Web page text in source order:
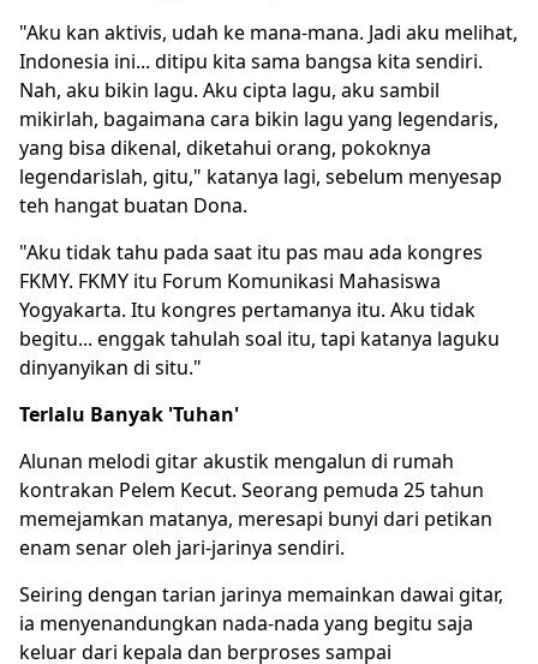
"Aku kan aktivis, udah ke mana-mana. Jadi aku melihat,
Indonesia ini... ditipu kita sama bangsa kita sendiri.
Nah, aku bikin lagu. Aku cipta lagu, aku sambil
mikirlah, bagaimana cara bikin lagu yang legendaris,
yang bisa dikenal, diketahui orang, pokoknya
legendarislah, gitu," katanya lagi, sebelum menyesap
teh hangat buatan Dona.
"Aku tidak tahu pada saat itu pas mau ada kongres
FKMY. FKMY itu Forum Komunikasi Mahasiswa
Yogyakarta. Itu kongres pertamanya itu. Aku tidak
begitu... enggak tahulah soal itu, tapi katanya laguku
dinyanyikan di situ."
Terlalu Banyak 'Tuhan'
Alunan melodi gitar akustik mengalun di rumah
kontrakan Pelem Kecut. Seorang pemuda 25 tahun
memejamkan matanya, meresapi bunyi dari petikan
enam senar oleh jari-jarinya sendiri.
Seiring dengan tarian jarinya memainkan dawai gitar,
ia menyenandungkan nada-nada yang begitu saja
keluar dari kepala dan berproses sampai